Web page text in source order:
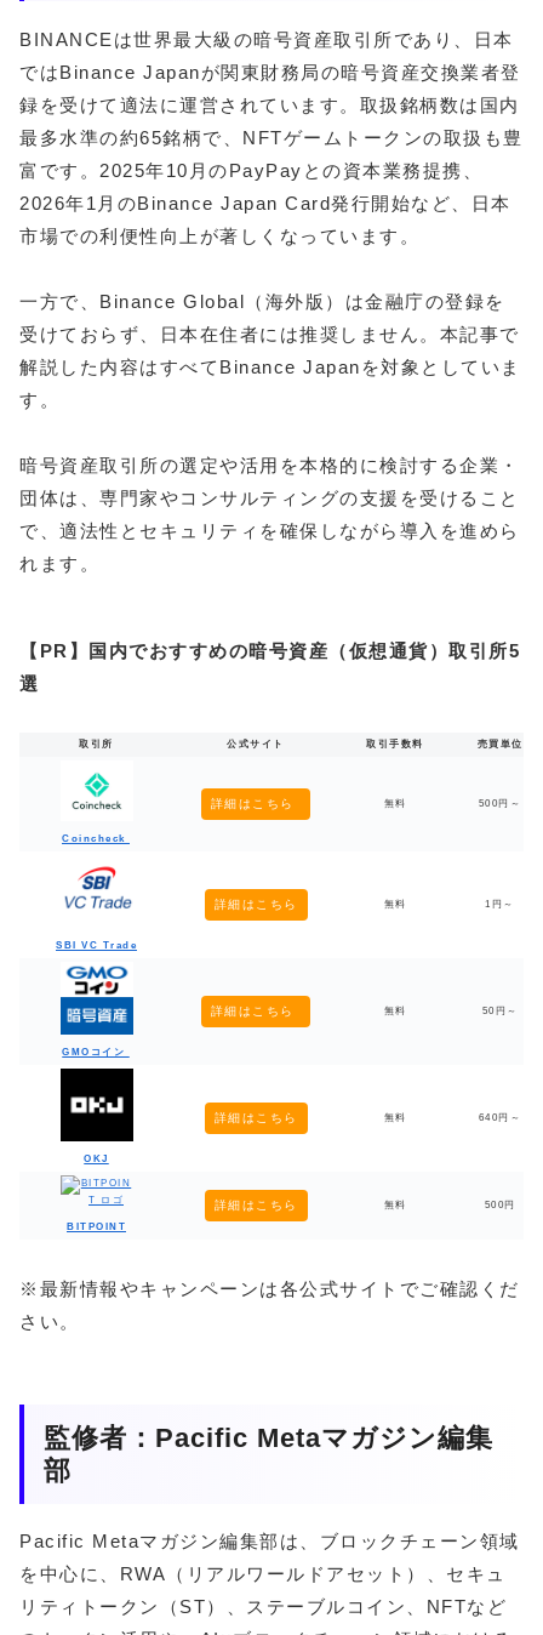
BINANCEは世界最大級の暗号資産取引所であり、日本
ではBinance Japanが関東財務局の暗号資産交換業者登
録を受けて適法に運営されています。取扱銘柄数は国内
最多水準の約65銘柄で、NFTゲームトークンの取扱も豊
富です。2025年10月のPayPayとの資本業務提携、
2026年1月のBinance Japan Card発行開始など、日本
市場での利便性向上が著しくなっています。
一方で、Binance Global（海外版）は金融庁の登録を
受けておらず、日本在住者には推奨しません。本記事で
解説した内容はすべてBinance Japanを対象としていま
す。
暗号資産取引所の選定や活用を本格的に検討する企業・
団体は、専門家やコンサルティングの支援を受けること
で、適法性とセキュリティを確保しながら導入を進めら
れます。
【PR】国内でおすすめの暗号資産（仮想通貨）取引所5
選
取引所 公式サイト 取引手数料 売買単位
Coincheck
詳細はこちら 無料 500円～
SBI VC Trade
詳細はこちら 無料 1円～
GMOコイン
詳細はこちら 無料 50円～
OKJ
詳細はこちら 無料 640円～
BITPOINT
詳細はこちら 無料 500円
※最新情報やキャンペーンは各公式サイトでご確認くだ
さい。
監修者：Pacific Metaマガジン編集
部
Pacific Metaマガジン編集部は、ブロックチェーン領域
を中心に、RWA（リアルワールドアセット）、セキュ
リティトークン（ST）、ステーブルコイン、NFTなど